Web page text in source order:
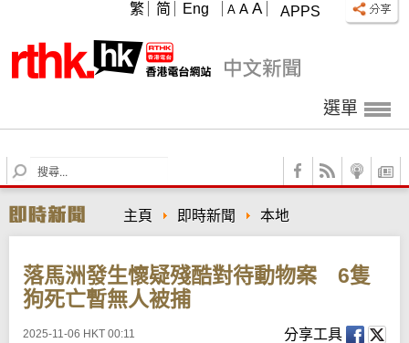
APPS
A A A
繁 简 Eng
選單
S
e
r
c
主頁 即時新聞 本地
落馬洲發生懷疑殘酷對待動物案 6隻
狗死亡暫無人被捕
2025-11-06 HKT 00:11 分享工具